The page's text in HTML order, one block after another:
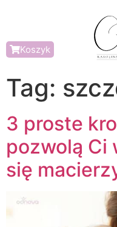
Koszyk
Tag:
3 proste
pozwolą Ci
się